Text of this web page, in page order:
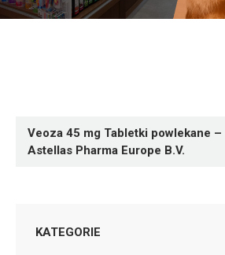
Veoza 45 mg Tabletki powlekane –
Astellas Pharma Europe B.V.
KATEGORIE